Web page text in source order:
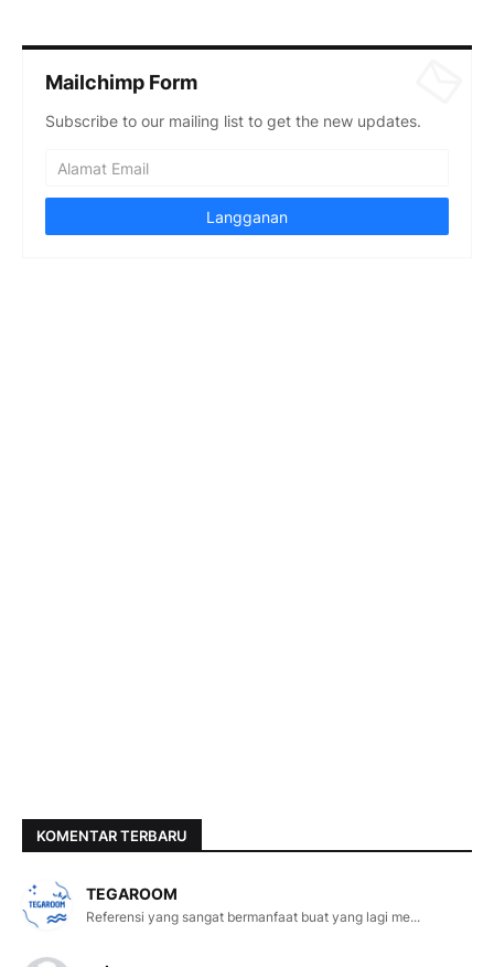
Mailchimp Form
Subscribe to our mailing list to get the new updates.
KOMENTAR TERBARU
TEGAROOM
Referensi yang sangat bermanfaat buat yang lagi me...